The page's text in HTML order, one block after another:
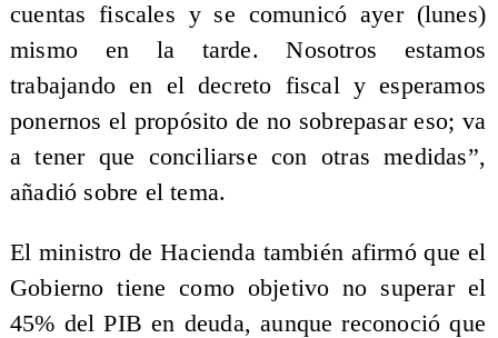
cuentas fiscales y se comunicó ayer (lunes)
mismo en la tarde. Nosotros estamos
trabajando en el decreto fiscal y esperamos
ponernos el propósito de no sobrepasar eso; va
a tener que conciliarse con otras medidas”,
añadió sobre el tema.
El ministro de Hacienda también afirmó que el
Gobierno tiene como objetivo no superar el
45% del PIB en deuda, aunque reconoció que